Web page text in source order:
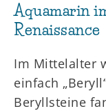
Aquamarin
Renaissance
Im Mittelalter
einfach
Beryllsteine